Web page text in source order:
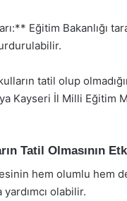
Eğitim Bakanlığı
tatil olup
Kayseri İl Milli Eğitim
Tatil Olmasının
hem olumlu hem
olabilir.